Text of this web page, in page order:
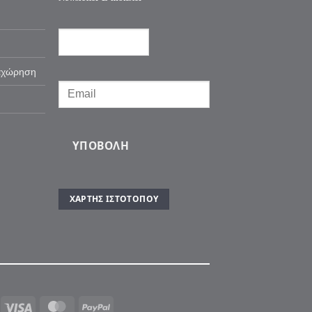
ΥΠΟΒΟΛΉ
ΧΆΡΤΗΣ ΙΣΤΌΤΟΠΟΥ
Visa MasterCardPayPal